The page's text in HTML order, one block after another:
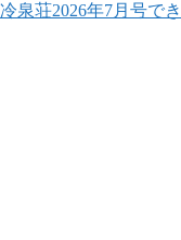
泉荘2026年7月号でき